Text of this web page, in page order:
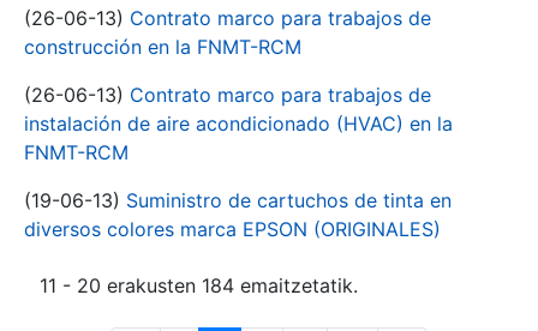
(26-06-13) Contrato marco para trabajos de
construcción en la FNMT-RCM
(26-06-13) Contrato marco para trabajos de
instalación de aire acondicionado (HVAC) en la
FNMT-RCM
(19-06-13) Suministro de cartuchos de tinta en
diversos colores marca EPSON (ORIGINALES)
11 - 20 erakusten 184 emaitzetatik.